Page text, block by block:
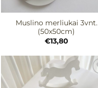
Muslino merliukai 3vnt.
(50x50cm)
€13,80